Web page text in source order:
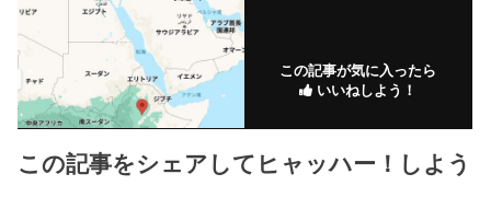
この記事が気に入ったら
いいねしよう！
この記事をシェアしてヒャッハー！しよう